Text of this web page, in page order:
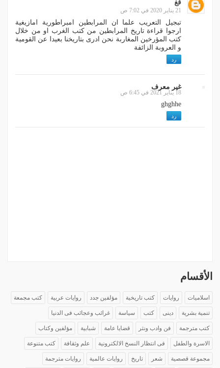
قغ
21 يناير 2020 في 7:02 ص
تبجيل التعريب علما ان المرابطين امبراطورية امازيغية
ارجوا قراءة تاريخ المرابطين من كتب الغرب او من خلال
كتب المؤرخين المغاربة نحن ادرى بتاريخنا بعيدا عن القومية
و العروبة الزائفة
رد
غير معرف
18 يناير 2021 في 6:45 ص
ghghhe
رد
الأقسام
اسلاميات روايات كتب تاريخية مؤلفين جدد روايات عربية كتب مجمعة
تنمية بشرية دينى كتب سياسة غرائب وعجائب فى الدنيا
كتب مترجمة فن وادب ونثر قضايا عامة شبابية مؤلفين وكتاب
الاسرة والطفل فى انتظار النسخ الالكترونية علم وثقافة كتب متنوعة
مجموعة قصصية شعر تاريخ روايات عالمية روايات مترجمة